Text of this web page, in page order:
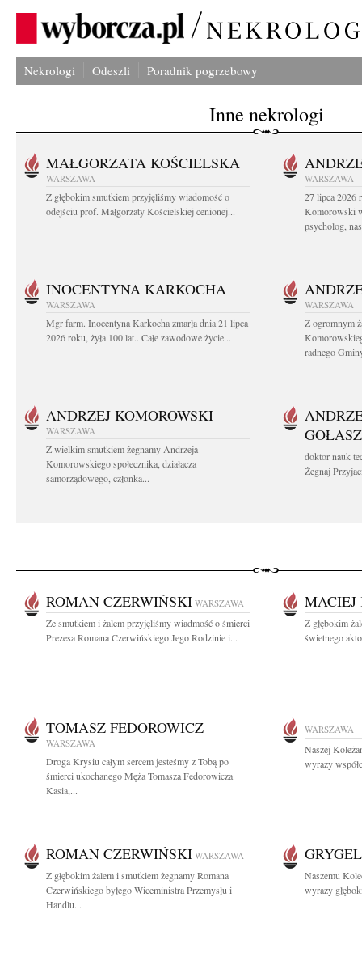
Nekrologi Odeszli Poradnik pogrzebowy
Inne nekrologi
MAŁGORZATA KOŚCIELSKA
WARSZAWA
Z głębokim smutkiem przyjęliśmy wiadomość o
odejściu prof. Małgorzaty Kościelskiej cenionej...
WARSZAWA
27 lipca 2026
Komorowski
psycholog,
INOCENTYNA KARKOCHA
WARSZAWA
Mgr farm. Inocentyna Karkocha zmarła dnia 21 lipca
2026 roku, żyła 100 lat.. Całe zawodowe życie...
WARSZAWA
Z ogromnym
radnego
ANDRZEJ KOMOROWSKI
WARSZAWA
Z wielkim smutkiem żegnamy Andrzeja
Komorowskiego społecznika, działacza
samorządowego, członka...
doktor nauk
Żegnaj
ROMAN CZERWIŃSKI WARSZAWA
Ze smutkiem i żalem przyjęliśmy wiadmość o śmierci
Prezesa Romana Czerwińskiego Jego Rodzinie i...
MACIEJ
Z głębokim
świetnego
TOMASZ FEDOROWICZ
WARSZAWA
Droga Krysiu całym sercem jesteśmy z Tobą po
śmierci ukochanego Męża Tomasza Fedorowicza
Kasia,...
WARSZAWA
Naszej
wyrazy
ROMAN CZERWIŃSKI WARSZAWA
Z głębokim żalem i smutkiem żegnamy Romana
Czerwińskiego byłego Wiceministra Przemysłu i
Handlu...
GRYGEL
Naszemu
wyrazy